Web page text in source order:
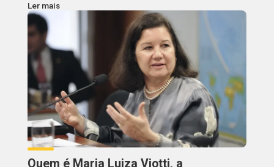
Ler mais
Quem é Maria Luiza Viotti, a